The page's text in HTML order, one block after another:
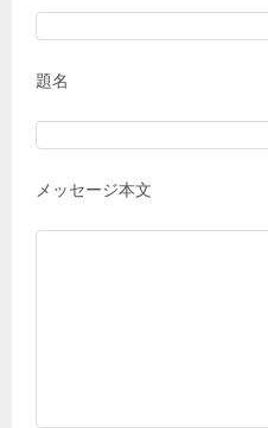
題名
メッセージ本文